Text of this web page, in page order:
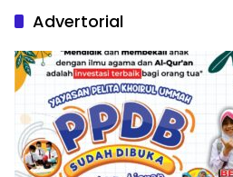
Advertorial